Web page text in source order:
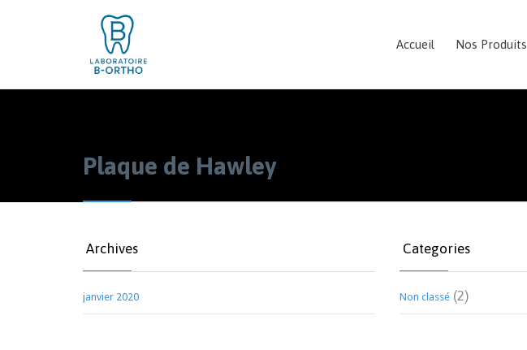
Accueil Nos Produits
Plaque de Hawley
Archives
janvier 2020
Categories
Non classé (2)